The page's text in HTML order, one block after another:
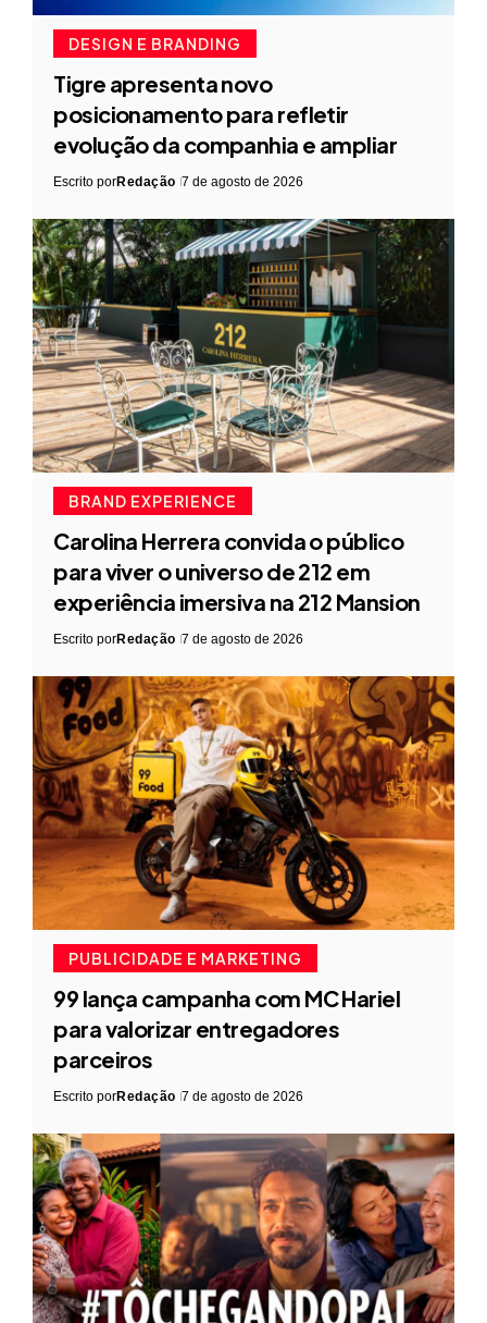
DESIGN E BRANDING
Tigre apresenta novo
posicionamento para refletir
evolução da companhia e ampliar
Escrito porRedação 7 de agosto de 2026
BRAND EXPERIENCE
Carolina Herrera convida o público
para viver o universo de 212 em
experiência imersiva na 212 Mansion
Escrito porRedação 7 de agosto de 2026
PUBLICIDADE E MARKETING
99 lança campanha com MC Hariel
para valorizar entregadores
parceiros
Escrito porRedação 7 de agosto de 2026